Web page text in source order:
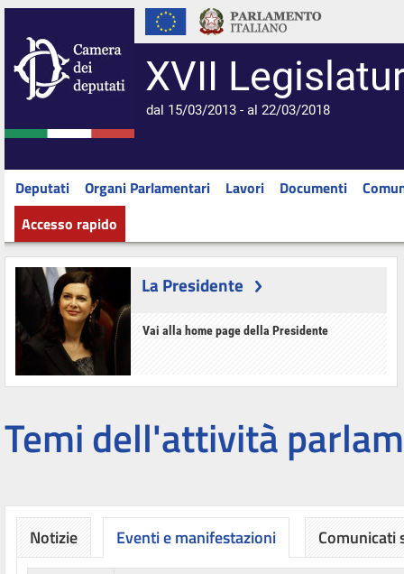
XVII
dal 15/03/2013 - al 22/03/2018
Deputati Organi Parlamentari Lavori Documenti
Accesso rapido
La Presidente
Vai alla home page della Presidente
Temi dell'attività
Notizie Eventi e manifestazioni Comunicati